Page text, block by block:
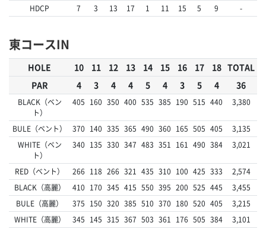
HDCP
7 3 13 17 1 11 15 5 9 -
東コースIN
HOLE 10 11 12 13 14 15 16 17 18 TOTAL
PAR
4 3 4 4 5 4 3 5 4 36
BLACK（ベン
ト）
405 160 350 400 535 385 190 515 440 3,380
BULE（ベント） 370 140 335 365 490 360 165 505 405
3,135
WHITE（ベン
ト）
340 135 330 347 483 351 161 490 384 3,021
RED（ベント） 266 118 266 321 435 310 100 425 333
2,574
BLACK（高麗）
410 170 345 415 550 395 200 525 445
3,455
BULE（高麗）
375 150 320 385 510 370 180 520 405
3,215
WHITE（高麗）
345 145 315 367 503 361 176 505 384
3,101